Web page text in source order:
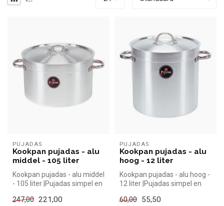
PUJADAS
Kookpan pujadas - alu
middel - 105 liter
Kookpan pujadas - alu middel
- 105 liter |Pujadas simpel en
247,00 221,00
PUJADAS
Kookpan pujadas - alu
hoog - 12 liter
Kookpan pujadas - alu hoog -
12 liter |Pujadas simpel en
60,00
55,50